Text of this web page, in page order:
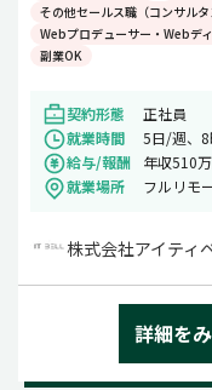
その他セールス職（コンサルタ
Webプロデューサー・Webデ
副業OK
契約形態
正社員
就業時間
5日/週、
給与/報酬
年収510
就業場所
フルリモ
株式会社アイティ
詳細を